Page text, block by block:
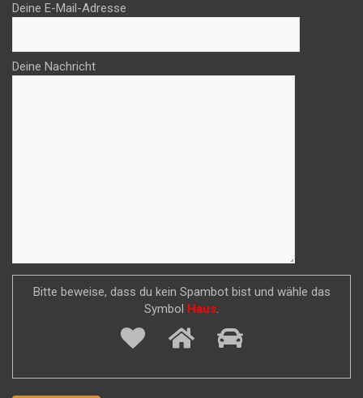
Deine E-Mail-Adresse
Deine Nachricht
Bitte beweise, dass du kein Spambot bist und wähle das
Symbol
Haus.